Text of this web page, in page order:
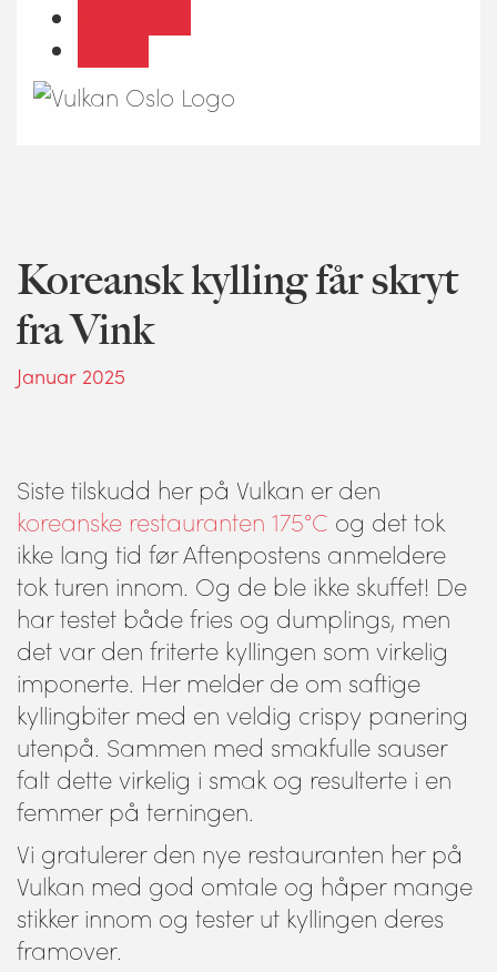
Koreansk kylling får skryt
fra Vink
Januar 2025
Siste tilskudd her på Vulkan er den
koreanske restauranten 175°C og det tok
ikke lang tid før Aftenpostens anmeldere
tok turen innom. Og de ble ikke skuffet! De
har testet både fries og dumplings, men
det var den friterte kyllingen som virkelig
imponerte. Her melder de om saftige
kyllingbiter med en veldig crispy panering
utenpå. Sammen med smakfulle sauser
falt dette virkelig i smak og resulterte i en
femmer på terningen.
Vi gratulerer den nye restauranten her på
Vulkan med god omtale og håper mange
stikker innom og tester ut kyllingen deres
framover.